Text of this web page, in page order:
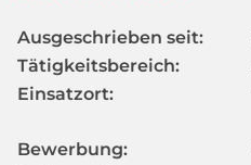
Ausgeschrieben seit:
Tätigkeitsbereich:
Einsatzort:
Bewerbung: